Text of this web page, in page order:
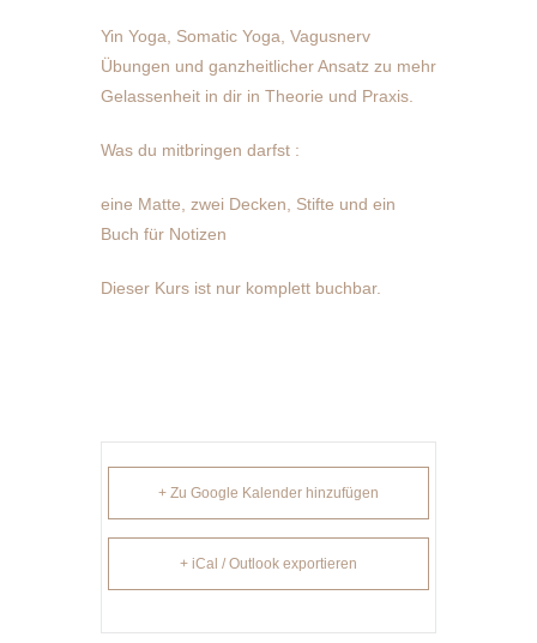
Yin Yoga, Somatic Yoga, Vagusnerv
Übungen und ganzheitlicher Ansatz zu mehr
Gelassenheit in dir in Theorie und Praxis.
Was du mitbringen darfst :
eine Matte, zwei Decken, Stifte und ein
Buch für Notizen
Dieser Kurs ist nur komplett buchbar.
+ Zu Google Kalender hinzufügen
+ iCal / Outlook exportieren